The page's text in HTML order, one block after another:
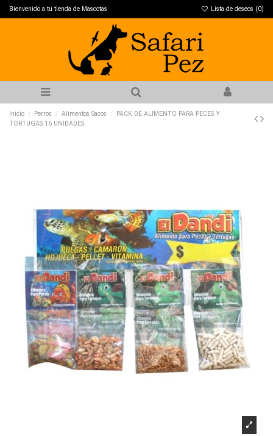
Bienvenido a tu tienda de Mascotas Lista de deseos (0)
Inicio Perros Alimentos Sacos
PACK DE ALIMENTO PARA PECES Y
TORTUGAS 16 UNIDADES